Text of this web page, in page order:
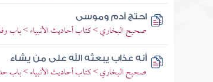
احتج آدم وموسى
صحيح البخاري > كتاب أحاديث الأنبياء > باب
أنه عذاب يبعثه الله على من يشاء
صحيح البخاري > كتاب أحاديث الأنبياء > باب